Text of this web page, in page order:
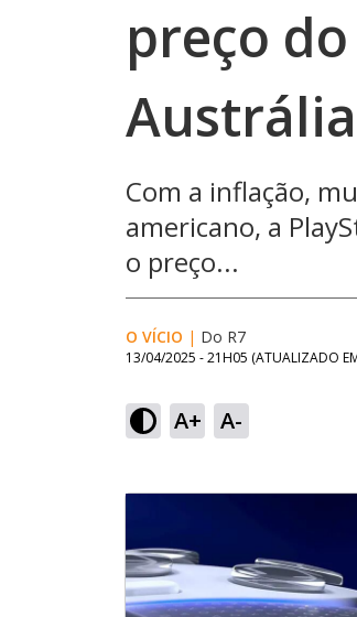
preço
Com a inflação,
americano, a
o preço...
O VÍCIO | Do R7
13/04/2025 - 21H05 (ATUALIZADO
A+ A-